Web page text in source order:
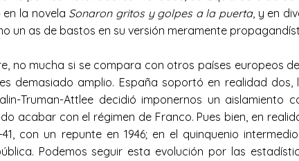
la novela Sonaron gritos y golpes a la puerta, y en
un as de bastos en su versión meramente
no mucha si se compara con otros países europeos
demasiado amplio. España soportó en realidad
Truman-Attlee decidió imponernos un aislamiento
acabar con el régimen de Franco. Pues bien, en
con un repunte en 1946; en el quinquenio
Podemos seguir esta evolución por las